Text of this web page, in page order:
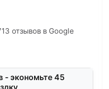
отзывов в Google
- экономьте 45